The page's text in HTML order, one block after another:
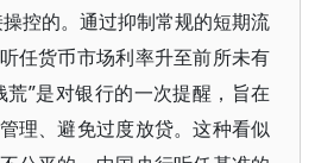
控的。通过抑制常规的短期流
任货币市场利率升至前所未有
荒”是对银行的一次提醒，旨在
理、避免过度放贷。这种看似